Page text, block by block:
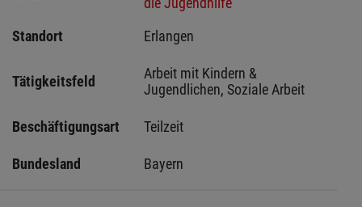
Standort
Erlangen
Tätigkeitsfeld
Arbeit mit Kindern &
Jugendlichen, Soziale Arbeit
Beschäftigungsart Teilzeit
Bundesland Bayern